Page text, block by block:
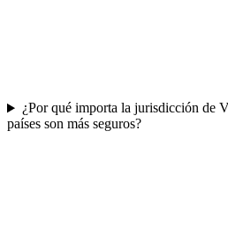
¿Por qué importa la jurisdicción de
países son más seguros?